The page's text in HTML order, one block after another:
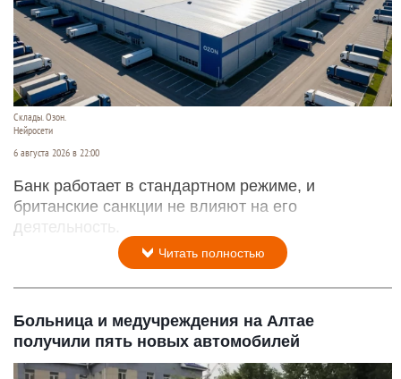
Склады. Озон.
Нейросети
6 августа 2026 в 22:00
Банк работает в стандартном режиме, и
британские санкции не влияют на его
деятельность.
Читать полностью
Больница и медучреждения на Алтае
получили пять новых автомобилей